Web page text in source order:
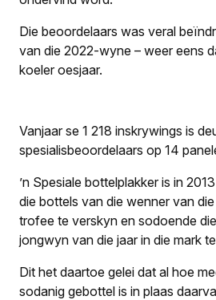
Die beoordelaars was veral
van die 2022-wyne – weer eens
koeler oesjaar.
Vanjaar se 1 218 inskrywings is
spesialisbeoordelaars op 14
’n Spesiale bottelplakker is in
die bottels van die wenner van
trofee te verskyn en sodoende
jongwyn van die jaar in die mark
Dit het daartoe gelei dat al hoe
sodanig gebottel is in plaas